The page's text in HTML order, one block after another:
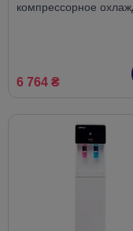
компрессорное
6 764 ₴